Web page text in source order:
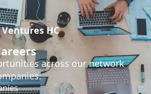
HC
across our network